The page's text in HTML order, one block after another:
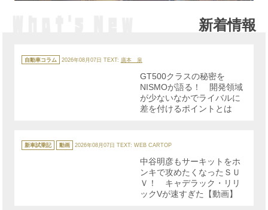
新着情報
テ
ゴ
自動車コラム 2026年08月07日 TEXT: 廣本 泉
GT500クラスの秘密を
NISMOが語る！ 開発領域
が少ないなかでライバルに
差を付けるポイントとは
カ
テ
ゴ
新車試乗記 動画 2026年08月07日 TEXT: WEB CARTOP
中谷明彦もサーキットをホ
ンキで攻めたくなったＳＵ
Ｖ！ キャデラック・リリ
ックVが速すぎた【動画】